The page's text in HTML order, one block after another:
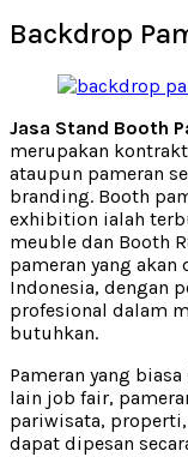
Backdrop
Jasa Stand Booth
merupakan
ataupun pameran
branding. Booth
exhibition ialah
meuble dan Booth
pameran yang
Indonesia, dengan
profesional dalam
butuhkan.
Pameran yang
lain job fair,
pariwisata,
dapat dipesan